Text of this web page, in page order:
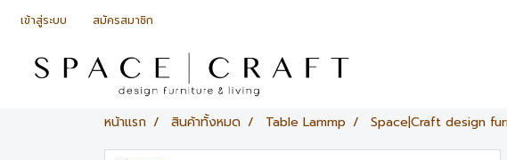
เข้าสู่ระบบ สมัครสมาชิก
หน้าแรก สินค้าทั้งหมด Table Lammp Space|Craft design